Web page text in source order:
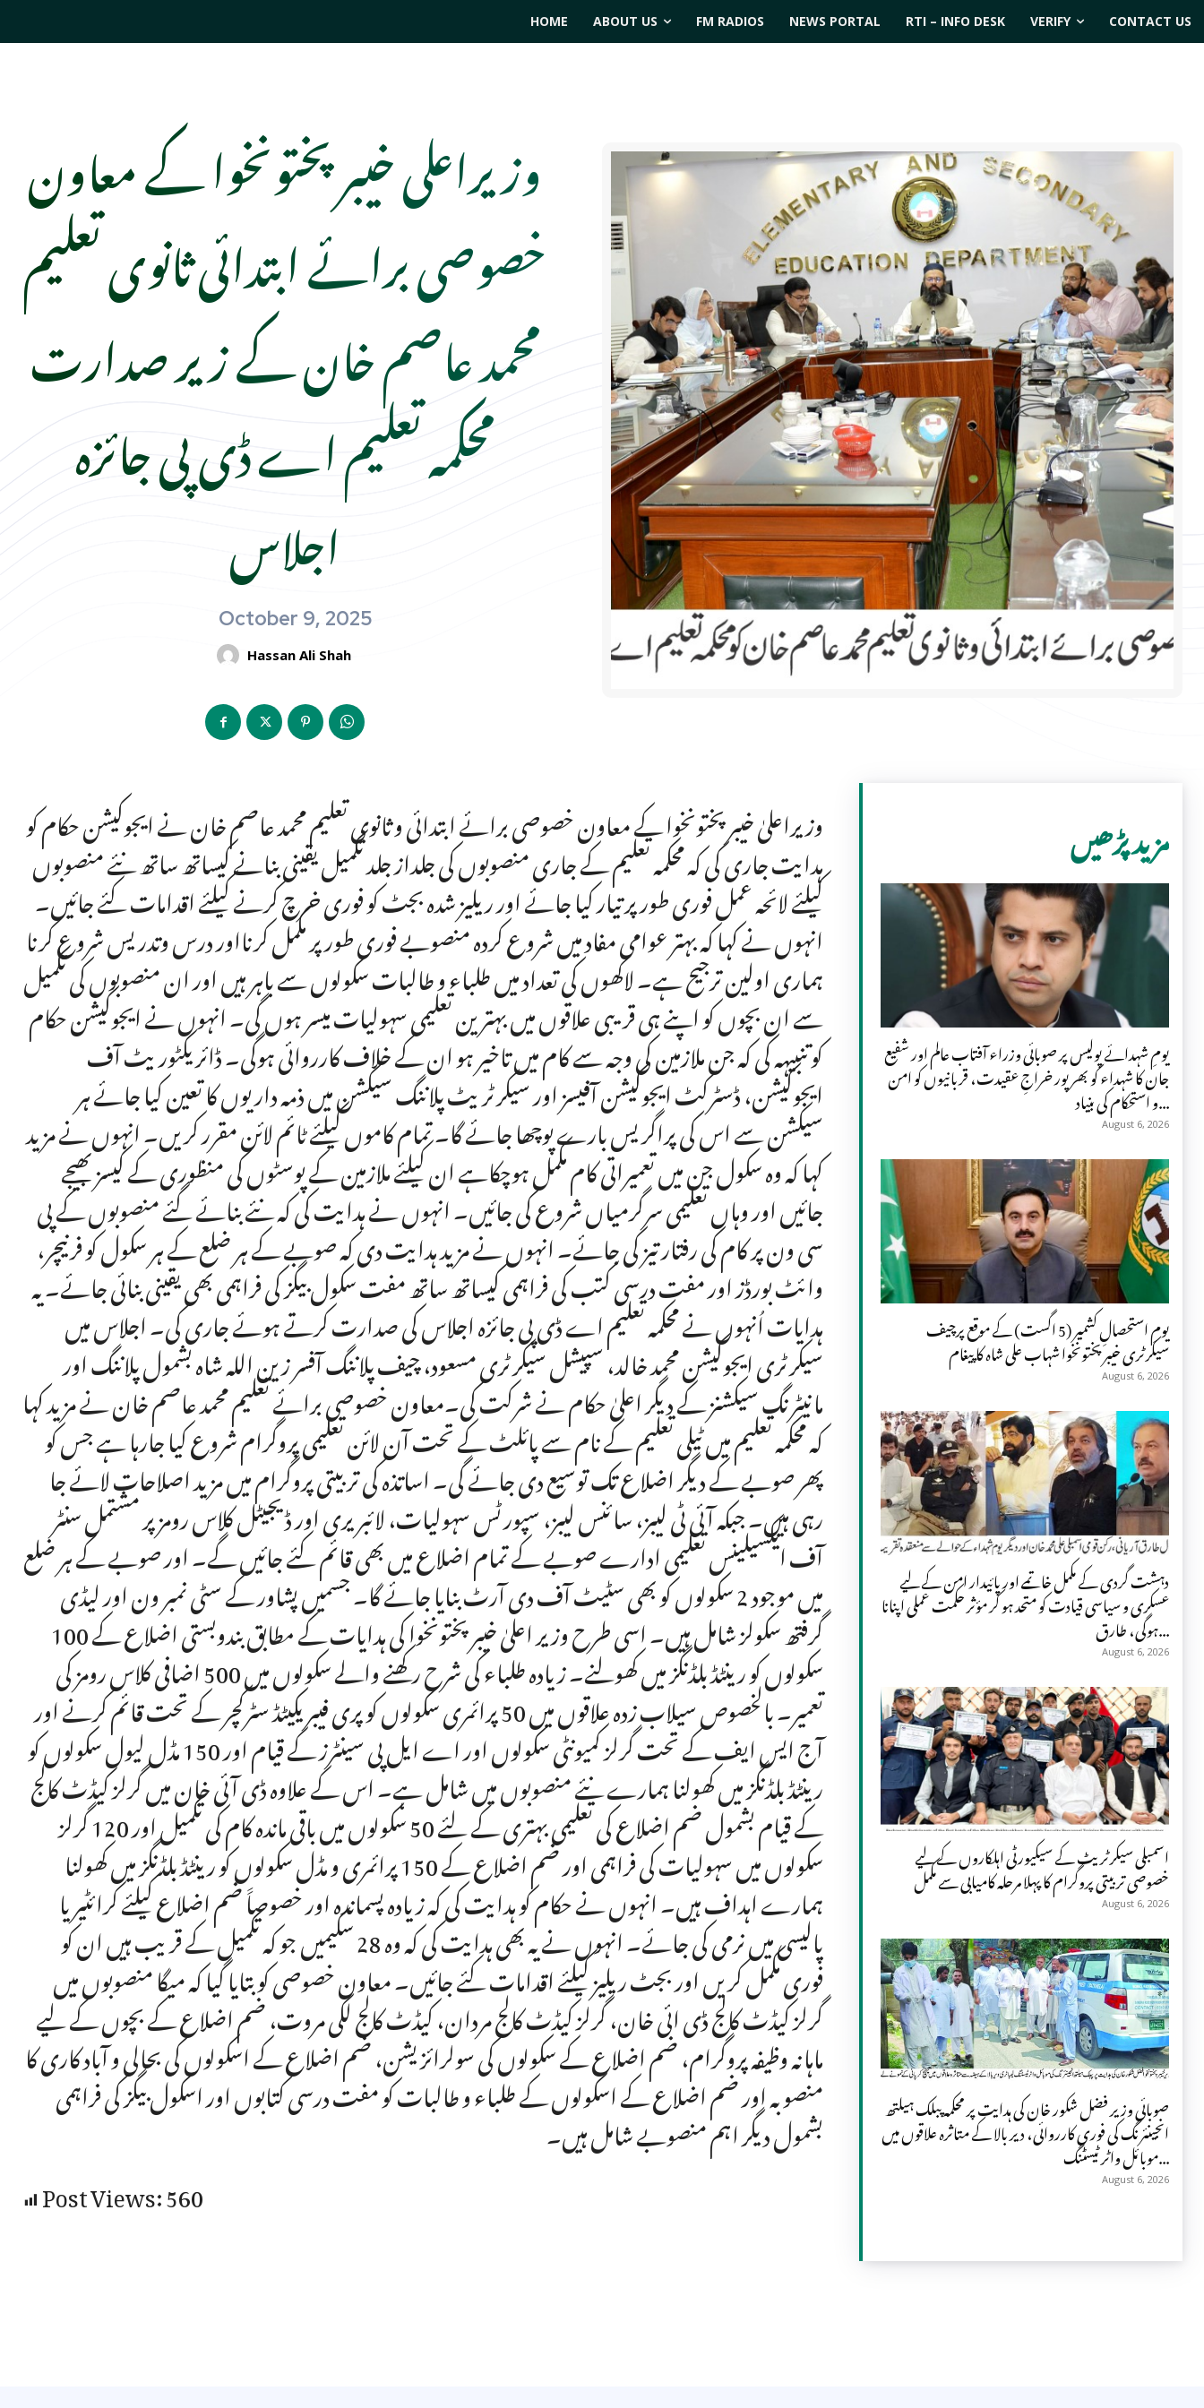
HOME ABOUT US FM RADIOS NEWS PORTAL RTI – INFO DESK VERIFY CONTACT US
وزیراعلی خیبر پختونخوا کے معاون
خصوصی برائے ابتدائی ثانوی تعلیم
محمد عاصم خان کے زیر صدارت
محکمہ تعلیم اے ڈی پی جائزہ
اجلاس
October 9, 2025
Hassan Ali Shah
وزیراعلیٰ خیبر پختونخوا کے معاون خصوصی برائے ابتدائی و ثانوی تعلیم محمد عاصم خان نے ایجوکیشن حکام کو
ہدایت جاری کی کہ محکمہ تعلیم کے جاری منصوبوں کی جلداز جلد تکمیل یقینی بنانے کیساتھ ساتھ نئے منصوبوں
کیلئے لائحہ عمل فوری طور پر تیار کیا جائے اور ریلیز شدہ بجٹ کو فوری خرچ کرنے کیلئے اقدامات کئے جائیں۔
انہوں نے کہا کہ بہتر عوامی مفاد میں شروع کردہ منصوبے فوری طور پر مکمل کرنااور درس وتدریس شروع کرنا
ہماری اولین ترجیح ہے۔ لاکھوں کی تعداد میں طلباء و طالبات سکولوں سے باہر ہیں اور ان منصوبوں کی تکمیل
سے ان بچوں کو اپنے ہی قریبی علاقوں میں بہترین تعلیمی سہولیات میسر ہوں گی۔ انہوں نے ایجوکیشن حکام
کو تنبیہہ کی کہ جن ملازمین کی وجہ سے کام میں تاخیر ہو ان کے خلاف کارروائی ہوگی۔ ڈائریکٹوریٹ آف
ایجوکیشن، ڈسٹرکٹ ایجوکیشن آفیسز اور سیکرٹریٹ پلاننگ سیکشن میں ذمہ داریوں کا تعین کیا جائے ہر
سیکشن سے اس کی پراگریس بارے پوچھا جائے گا۔ تمام کاموں کیلئے ٹائم لائن مقرر کریں۔ انہوں نے مزید
کہا کہ وہ سکول جن میں تعمیراتی کام مکمل ہوچکاہے ان کیلئے ملازمین کے پوسٹوں کی منظوری کے کیسز بھیجے
جائیں اور وہاں تعلیمی سرگرمیاں شروع کی جائیں۔ انہوں نے ہدایت کی کہ نئے بنائے گئے منصوبوں کے پی
سی ون پر کام کی رفتار تیز کی جائے۔ انہوں نے مزید ہدایت دی کہ صوبے کے ہر ضلع کے ہر سکول کو فرنیچر،
وائٹ بورڈز اور مفت درسی کتب کی فراہمی کیساتھ ساتھ مفت سکول بیگز کی فراہمی بھی یقینی بنائی جائے۔ یہ
ہدایات اُنہوں نے محکمہ تعلیم اے ڈی پی جائزہ اجلاس کی صدارت کرتے ہوئے جاری کی۔ اجلاس میں
سیکرٹری ایجوکیشن محمد خالد، سپیشل سیکرٹری مسعود، چیف پلاننگ آفسر زین اللہ شاہ بشمول پلاننگ اور
مانیٹرنگ سیکشنز کے دیگر اعلیٰ حکام نے شرکت کی۔معاون خصوصی برائے تعلیم محمد عاصم خان نے مزید کہا
کہ محکمہ تعلیم میں ٹیلی تعلیم کے نام سے پائلٹ کے تحت آن لائن تعلیمی پروگرام شروع کیا جارہا ہے جس کو
پھر صوبے کے دیگر اضلاع تک توسیع دی جائے گی۔ اساتذہ کی تربیتی پروگرام میں مزید اصلاحات لائے جا
رہی ہیں۔ جبکہ آئی ٹی لیبز، سائنس لیبز، سپورٹس سہولیات، لائبریری اور ڈیجیٹل کلاس رومز پر مشتمل سنٹر
آف ایکسیلینس تعلیمی ادارے صوبے کے تمام اضلاع میں بھی قائم کئے جائیں گے۔ اور صوبے کے ہر ضلع
میں موجود 2 سکولوں کو بھی سٹیٹ آف دی آرٹ بنایا جائے گا۔ جسمیں پشاور کے سٹی نمبر ون اور لیڈی
گرفتھ سکولز شامل ہیں۔ اسی طرح وزیر اعلیٰ خیبر پختونخوا کی ہدایات کے مطابق بندوبستی اضلاع کے 100
سکولوں کو رینٹڈ بلڈنگز میں کھولنے۔ زیادہ طلباء کی شرح رکھنے والے سکولوں میں 500 اضافی کلاس رومز کی
تعمیر۔ بالخصوص سیلاب زدہ علاقوں میں 50 پرائمری سکولوں کو پری فیبریکیٹڈ سٹرکچر کے تحت قائم کرنے اور
آج ایس ایف کے تحت گرلز کمیونٹی سکولوں اور اے ایل پی سینٹرز کے قیام اور 150 مڈل لیول سکولوں کو
رینٹڈ بلڈنگز میں کھولنا ہمارے نئے منصوبوں میں شامل ہے۔ اس کے علاوہ ڈی آئی خان میں گرلز کیڈٹ کالج
کے قیام بشمول ضم اضلاع کی تعلیمی بہتری کے لئے 50 سکولوں میں باقی ماندہ کام کی تکمیل اور 120 گرلز
سکولوں میں سہولیات کی فراہمی اور ضم اضلاع کے 150 پرائمری و مڈل سکولوں کو رینٹڈ بلڈنگز میں کھولنا
ہمارے اہداف ہیں۔ انہوں نے حکام کو ہدایت کی کہ زیادہ پسماندہ اور خصوصاََ ضم اضلاع کیلئے کرائٹیریا
پالیسی میں نرمی کی جائے۔ انہوں نے یہ بھی ہدایت کی کہ وہ 28 سکیمیں جو کہ تکمیل کے قریب ہیں ان کو
فوری مکمل کریں اور بجٹ ریلیز کیلئے اقدامات کئے جائیں۔ معاون خصوصی کو بتایا گیا کہ میگا منصوبوں میں
گرلز کیڈٹ کالج ڈی ائی خان، گرلز کیڈٹ کالج مردان، کیڈٹ کالج لکی مروت، ضم اضلاع کے بچوں کے لیے
ماہانہ وظیفہ پروگرام، ضم اضلاع کے سکولوں کی سولرائزیشن، ضم اضلاع کے اسکولوں کی بحالی و آباد کاری کا
منصوبہ اور ضم اضلاع کے اسکولوں کے طلباء و طالبات کو مفت درسی کتابوں اور اسکول بیگز کی فراہمی
بشمول دیگر اہم منصوبے شامل ہیں۔
Post Views:560
مزید پڑھیں
یومِ شہدائے پولیس پر صوبائی وزراء آفتاب عالم اور شفیع
جان کا شہداء کو بھرپور خراجِ عقیدت، قربانیوں کو امن
و استحکام کی بنیاد...
August 6, 2026
یومِ استحصالِ کشمیر (5 اگست) کے موقع پرچیف
سیکرٹری خیبر پختونخوا شہاب علی شاہ کا پیغام
August 6, 2026
دہشت گردی کے مکمل خاتمے اور پائیدار امن کے لیے
عسکری و سیاسی قیادت کو متحد ہو کر مؤثر حکمت عملی اپنانا
ہوگی، طارق...
August 6, 2026
اسمبلی سیکرٹریٹ کے سیکیورٹی اہلکاروں کے لیے
خصوصی تربیتی پروگرام کا پہلا مرحلہ کامیابی سے مکمل
August 6, 2026
صوبائی وزیر فضل شکور خان کی ہدایت پر محکمہ پبلک ہیلتھ
انجینئرنگ کی فوری کارروائی، دیر بالا کے متاثرہ علاقوں میں
موبائل واٹر ٹیسٹنگ...
August 6, 2026